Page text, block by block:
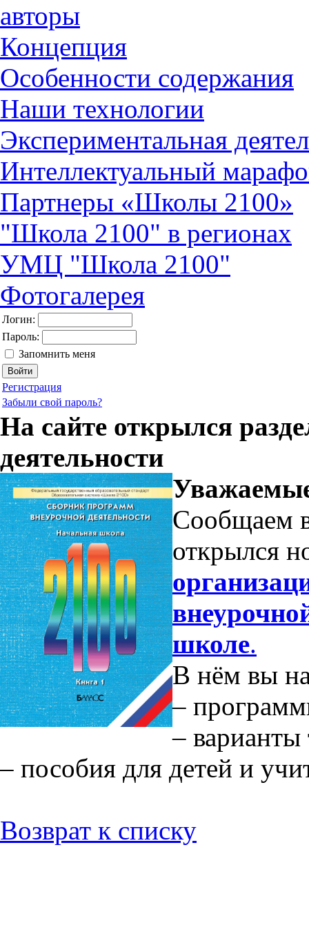
авторы
Концепция
Особенности содержания
Наши технологии
Экспериментальная
Интеллектуальный
Партнеры «Школы 2100»
"Школа 2100" в регионах
УМЦ "Школа 2100"
Фотогалерея
Логин:
Пароль:
Запомнить меня
Регистрация
Забыли свой пароль?
На сайте открылся
деятельности
Сообщаем
открылся
школе.
В нём вы
–
– варианты
– пособия для детей и
Возврат к списку